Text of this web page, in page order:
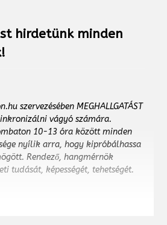
hirdetünk minden
szervezésében MEGHALLGATÁST
vágyó számára.
10-13 óra között minden
nyílik arra, hogy kipróbálhassa
Rendező, hangmérnök
tudását, képességét, tehetségét.